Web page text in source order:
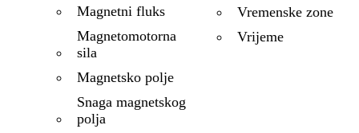
Magnetni fluks
Magnetomotorna
sila
Magnetsko polje
Snaga magnetskog
polja
Vremenske zone
Vrijeme